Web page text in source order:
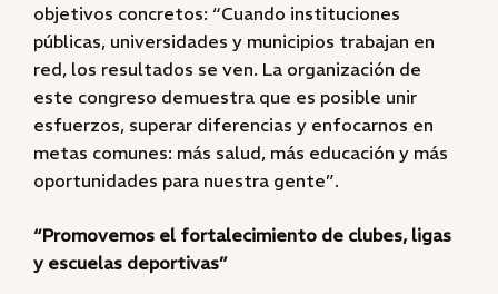
objetivos concretos: “Cuando instituciones
públicas, universidades y municipios trabajan en
red, los resultados se ven. La organización de
este congreso demuestra que es posible unir
esfuerzos, superar diferencias y enfocarnos en
metas comunes: más salud, más educación y más
oportunidades para nuestra gente”.
“Promovemos el fortalecimiento de clubes, ligas
y escuelas deportivas”